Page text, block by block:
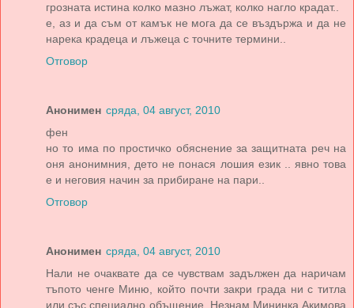
грозната истина колко мазно лъжат, колко нагло крадат..
е, аз и да съм от камък не мога да се въздържа и да не
нарека крадеца и лъжеца с точните термини..
Отговор
Анонимен сряда, 04 август, 2010
фен
но то има по простичко обяснение за защитната реч на
оня анонимния, дето не понася лошия език .. явно това
е и неговия начин за прибиране на пари..
Отговор
Анонимен сряда, 04 август, 2010
Нали не очаквате да се чувствам задължен да наричам
тъпото ченге Миню, който почти закри града ни с титла
или със специално объщение. Незнам Мининка Акимова